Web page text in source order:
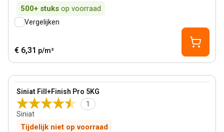
500+ stuks op voorraad
Vergelijken
€ 6,31 p/m²
Siniat Fill+Finish Pro 5KG
1
Siniat
Tijdelijk niet op voorraad
View product